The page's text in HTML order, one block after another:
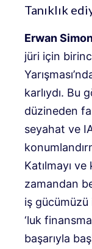
Tanıklık
Erwan
jüri için
karlıydı. Bu
düzineden
seyahat ve
Katılmayı
zamandan
iş gücümüzü
‘luk
başarıyla